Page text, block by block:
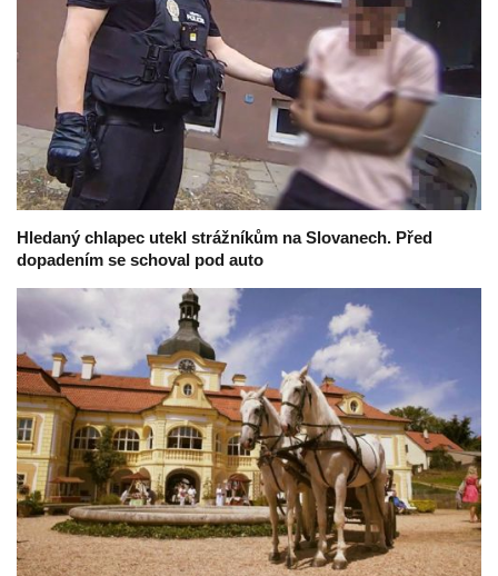
Hledaný chlapec utekl strážníkům na Slovanech. Před
dopadením se schoval pod auto